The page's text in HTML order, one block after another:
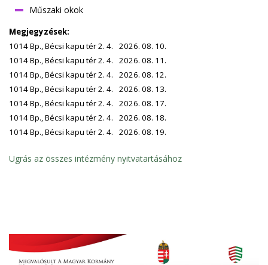
Műszaki okok
Megjegyzések:
1014 Bp., Bécsi kapu tér 2. 4.
2026. 08. 10.
1014 Bp., Bécsi kapu tér 2. 4.
2026. 08. 11.
1014 Bp., Bécsi kapu tér 2. 4.
2026. 08. 12.
1014 Bp., Bécsi kapu tér 2. 4.
2026. 08. 13.
1014 Bp., Bécsi kapu tér 2. 4.
2026. 08. 17.
1014 Bp., Bécsi kapu tér 2. 4.
2026. 08. 18.
1014 Bp., Bécsi kapu tér 2. 4.
2026. 08. 19.
Ugrás az összes intézmény nyitvatartásához